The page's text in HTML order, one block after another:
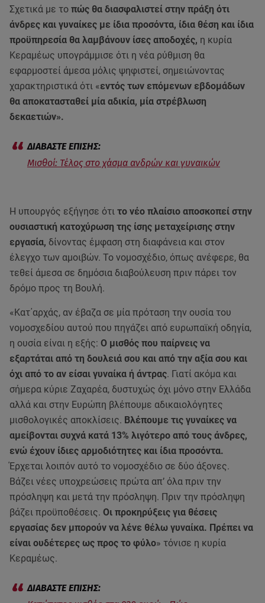
Σχετικά με το πώς θα διασφαλιστεί στην πράξη ότι
άνδρες και γυναίκες με ίδια προσόντα, ίδια θέση και ίδια
προϋπηρεσία θα λαμβάνουν ίσες αποδοχές, η κυρία
Κεραμέως υπογράμμισε ότι η νέα ρύθμιση θα
εφαρμοστεί άμεσα μόλις ψηφιστεί, σημειώνοντας
χαρακτηριστικά ότι «εντός των επόμενων εβδομάδων
θα αποκατασταθεί μία αδικία, μία στρέβλωση
δεκαετιών».
Μισθοί: Τέλος στο χάσμα ανδρών και γυναικών
Η υπουργός εξήγησε ότι το νέο πλαίσιο αποσκοπεί στην
ουσιαστική κατοχύρωση της ίσης μεταχείρισης στην
εργασία, δίνοντας έμφαση στη διαφάνεια και στον
έλεγχο των αμοιβών. Το νομοσχέδιο, όπως ανέφερε, θα
τεθεί άμεσα σε δημόσια διαβούλευση πριν πάρει τον
δρόμο προς τη Βουλή.
«Κατ΄αρχάς, αν έβαζα σε μία πρόταση την ουσία του
νομοσχεδίου αυτού που πηγάζει από ευρωπαϊκή οδηγία,
η ουσία είναι η εξής: Ο μισθός που παίρνεις να
εξαρτάται από τη δουλειά σου και από την αξία σου και
όχι από το αν είσαι γυναίκα ή άντρας. Γιατί ακόμα και
σήμερα κύριε Ζαχαρέα, δυστυχώς όχι μόνο στην Ελλάδα
αλλά και στην Ευρώπη βλέπουμε αδικαιολόγητες
μισθολογικές αποκλίσεις. Βλέπουμε τις γυναίκες να
αμείβονται συχνά κατά 13% λιγότερο από τους άνδρες,
ενώ έχουν ίδιες αρμοδιότητες και ίδια προσόντα.
Έρχεται λοιπόν αυτό το νομοσχέδιο σε δύο άξονες.
Βάζει νέες υποχρεώσεις πρώτα απ’ όλα πριν την
πρόσληψη και μετά την πρόσληψη. Πριν την πρόσληψη
βάζει προϋποθέσεις. Οι προκηρύξεις για θέσεις
εργασίας δεν μπορούν να λένε θέλω γυναίκα. Πρέπει να
είναι ουδέτερες ως προς το φύλο» τόνισε η κυρία
Κεραμέως.